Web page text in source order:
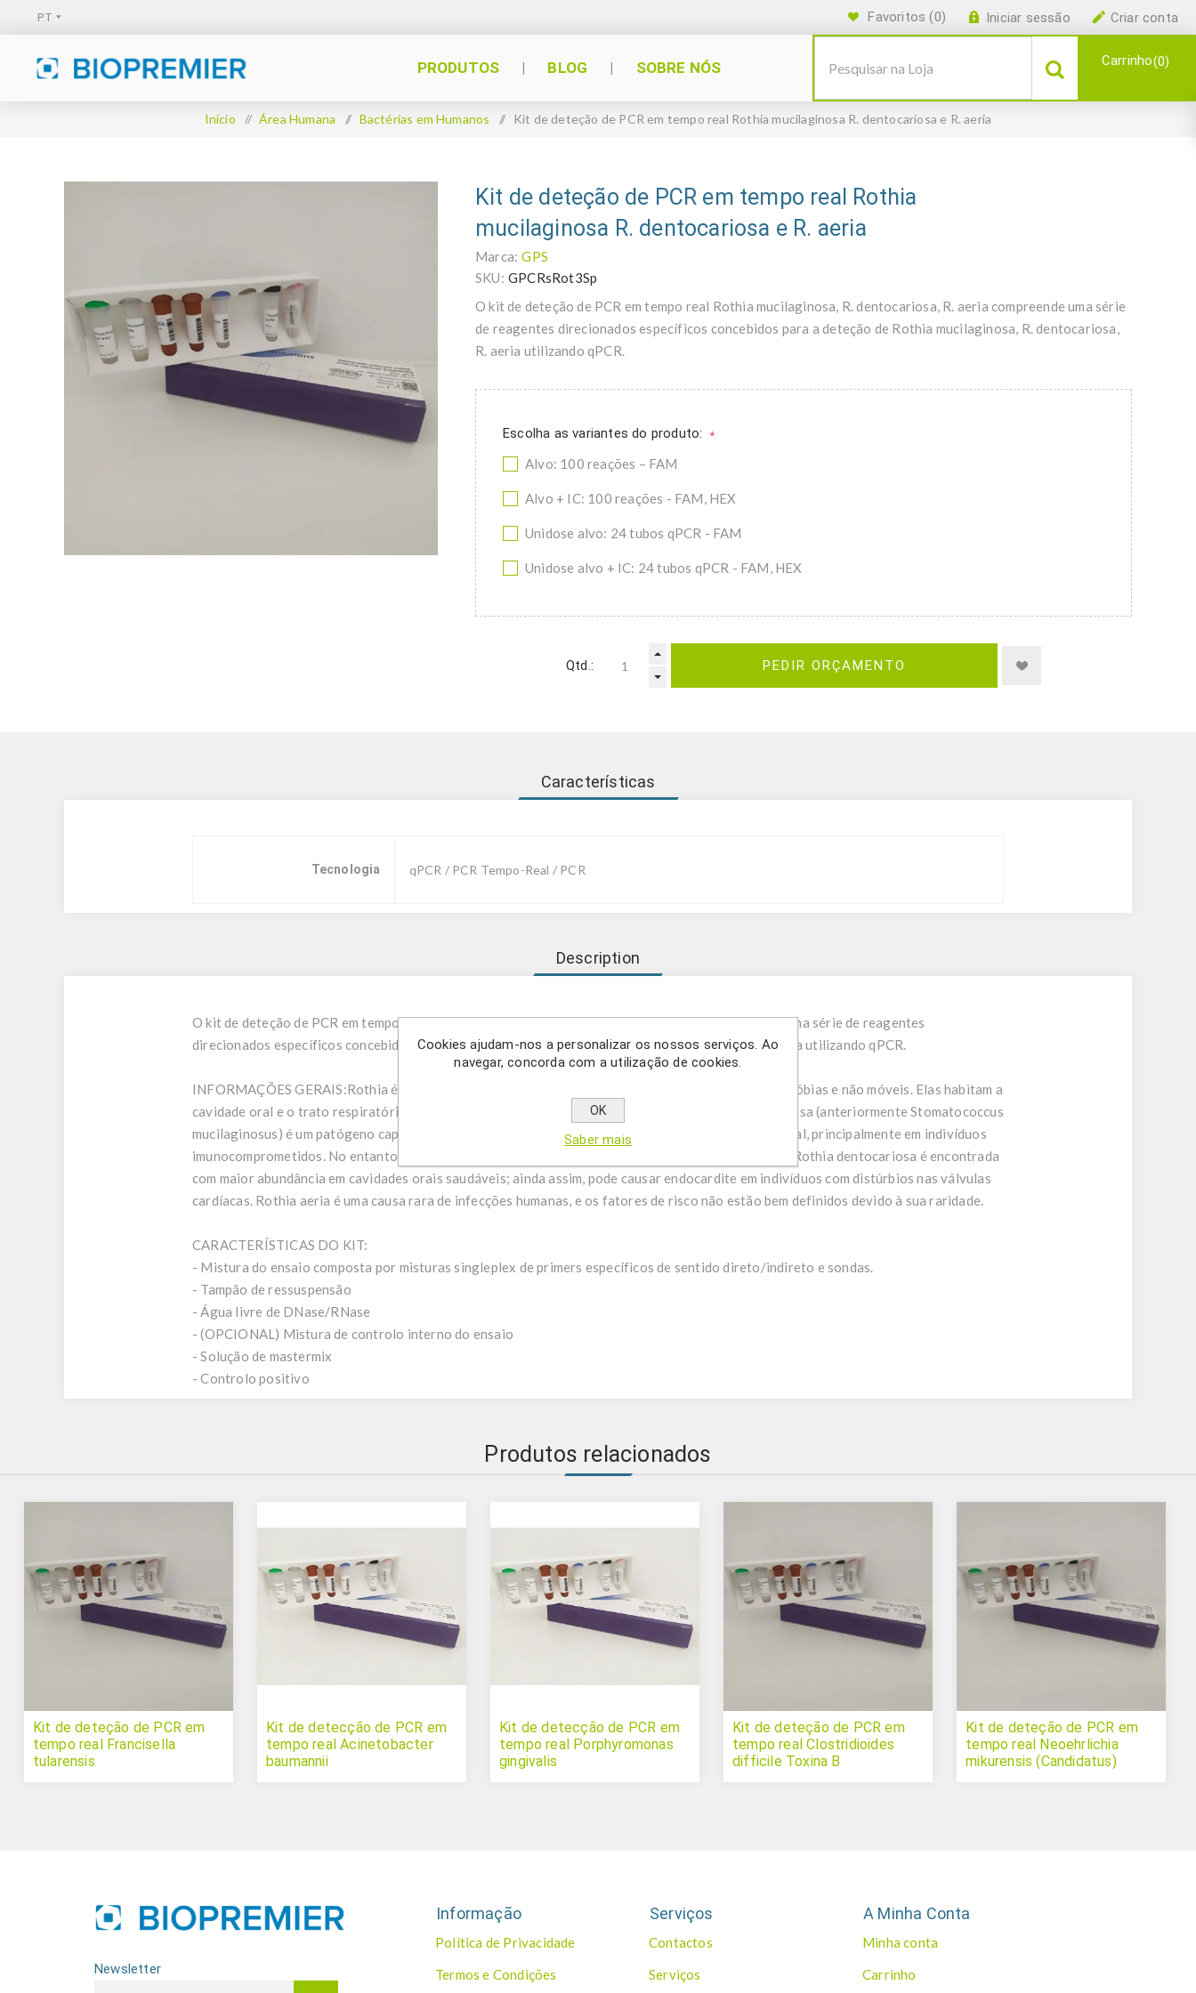
Criar conta
Iniciar sessão
Favoritos (0)
PRODUTOS BLOG SOBRE NÓS Carrinho 0
Início / Área Humana / Bactérias em Humanos / Kit de deteção de PCR em tempo real Rothia mucilaginosa R. dentocariosa e R. aeria
Kit de deteção de PCR em tempo real Rothia
mucilaginosa R. dentocariosa e R. aeria
Marca: GPS
SKU: GPCRsRot3Sp
O kit de deteção de PCR em tempo real Rothia mucilaginosa, R. dentocariosa, R. aeria compreende uma série
de reagentes direcionados específicos concebidos para a deteção de Rothia mucilaginosa, R. dentocariosa,
R. aeria utilizando qPCR.
Escolha as variantes do produto: *
Alvo: 100 reações – FAM
Alvo + IC: 100 reações - FAM, HEX
Unidose alvo: 24 tubos qPCR - FAM
Unidose alvo + IC: 24 tubos qPCR - FAM, HEX
Qtd.: PEDIR ORÇAMENTO
Características
Tecnologia qPCR / PCR Tempo-Real / PCR
Description
O kit de deteção de PCR em tempo real Rothia mucilaginosa, R. dentocariosa, R. aeria compreende uma série de reagentes
direcionados específicos concebidos para a deteção de Rothia mucilaginosa, R. dentocariosa, R. aeria utilizando qPCR.
INFORMAÇÕES GERAIS:Rothia é um género formado por espécies bacterianas Gram-positivas, aeróbias e não móveis. Elas habitam a
cavidade oral e o trato respiratório humano, fazendo parte do microbioma normal. Rothia mucilaginosa (anteriormente Stomatococcus
mucilaginosus) é um patógeno capaz de causar infecções orais, cutâneas e do sistema nervoso central, principalmente em indivíduos
imunocomprometidos. No entanto, também há relatos de infecção em pacientes imunocompetentes. Rothia dentocariosa é encontrada
com maior abundância em cavidades orais saudáveis; ainda assim, pode causar endocardite em indivíduos com distúrbios nas válvulas
cardíacas. Rothia aeria é uma causa rara de infecções humanas, e os fatores de risco não estão bem definidos devido à sua raridade.
CARACTERÍSTICAS DO KIT:
- Mistura do ensaio composta por misturas singleplex de primers específicos de sentido direto/indireto e sondas.
- Tampão de ressuspensão
- Água livre de DNase/RNase
- (OPCIONAL) Mistura de controlo interno do ensaio
- Solução de mastermix
- Controlo positivo
Produtos relacionados
Kit de deteção de PCR em
tempo real Francisella
tularensis
Kit de detecção de PCR em
tempo real Acinetobacter
baumannii
Kit de detecção de PCR em
tempo real Porphyromonas
gingivalis
Kit de deteção de PCR em
tempo real Clostridioides
difficile Toxina B
Kit de deteção de PCR em
tempo real Neoehrlichia
mikurensis (Candidatus)
Newsletter
Informação
Política de Privacidade
Termos e Condições
Serviços
Contactos
Serviços
A Minha Conta
Minha conta
Carrinho
Cookies ajudam-nos a personalizar os nossos serviços. Ao
navegar, concorda com a utilização de cookies.
OK
Saber mais